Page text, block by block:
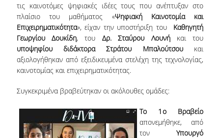
ΔΙΟΙΚΗΤΙΚΟ ΠΡΟΣΩΠΙΚΟ
ΜΕΤΑΔΙΔΑΚΤΟΡΙΚΟΙ ΕΡΕΥΝΗΤΕΣ
ΜΗΤΡΩΟ ΜΕΛΩΝ ΤΜΗΜΑΤΟΣ
ΠΡΟΠΤΥΧΙΑΚΕΣ ΣΠΟΥΔΕΣ
ΠΡΟΓΡΑΜΜΑ ΣΠΟΥΔΩΝ
ΟΔΗΓΟΣ ΚΑΙ ΚΑΤΕΥΘΥΝΣΕΙΣ ΣΠΟΥΔΩΝ
ΜΑΘΗΜΑΤΑ ΠΡΟΓΡΑΜΜΑΤΟΣ ΣΠΟΥΔΩΝ
τις καινοτόμες ψηφιακές ιδέες τους που ανέπτυξαν στο
πλαίσιο του μαθήματος «Ψηφιακή Καινοτομία και
Επιχειρηματικότητα», είχαν την υποστήριξη του Καθηγητή
Γεωργίου Δουκίδη, του Δρ. Σταύρου Λουνήκαι του
υποψηφίου διδάκτορα Στράτου Μπαλούτσουκαι
αξιολογήθηκαν από εξειδικευμένα στελέχη της τεχνολογίας,
καινοτομίας και επιχειρηματικότητας.
Συγκεκριμένα βραβεύτηκαν οι ακόλουθες ομάδες:
Το 1οΒραβείο
απονεμήθηκε, από
τονΥπουργό